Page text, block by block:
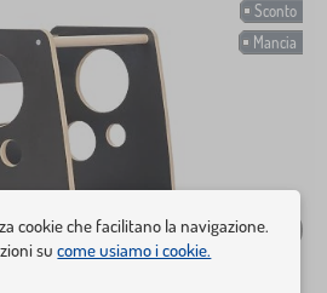
Sconto
Mancia
cookie che facilitano la navigazione.
sucome usiamo i cookie.